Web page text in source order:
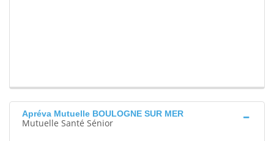
Apréva Mutuelle BOULOGNE SUR MER
Mutuelle Santé Sénior